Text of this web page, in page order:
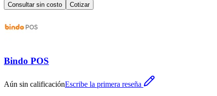
Consultar sin costo Cotizar
Bindo POS
Aún sin calificaciónEscribe la primera reseña